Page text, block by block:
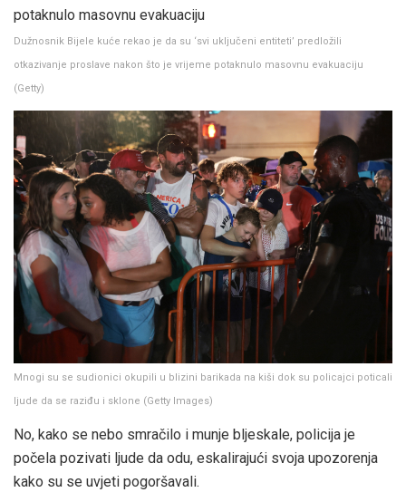
Dužnosnik Bijele kuće rekao je da su ‘svi uključeni entiteti’ predložili
otkazivanje proslave nakon što je vrijeme potaknulo masovnu evakuaciju
(Getty)
Mnogi su se sudionici okupili u blizini barikada na kiši dok su policajci poticali
ljude da se raziđu i sklone (Getty Images)
No, kako se nebo smračilo i munje bljeskale, policija je
počela pozivati ​​ljude da odu, eskalirajući svoja upozorenja
kako su se uvjeti pogoršavali.